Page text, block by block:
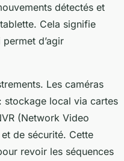
détectés et
Cela signifie
d’agir
Les caméras
stockage local via cartes
(Network Video
de sécurité. Cette
revoir les séquences